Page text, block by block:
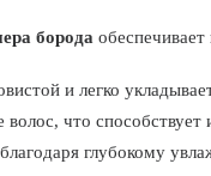
борода
и легко
что способствует
глубокому